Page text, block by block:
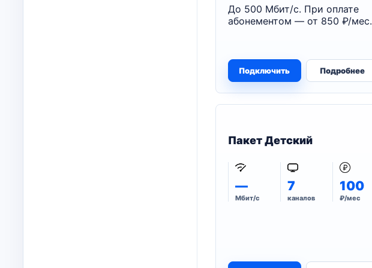
До 500 Мбит/с. При оплате
абонементом — от 850 ₽/мес.
Подключить Подробнее
Пакет Детский
—
Мбит/с
7
каналов
100
₽/мес